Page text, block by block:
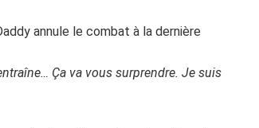
annule le combat à la dernière
Ça va vous surprendre. Je suis